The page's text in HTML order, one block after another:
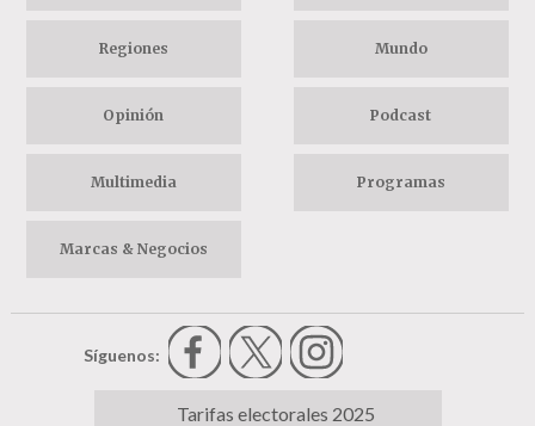
Regiones Mundo
Opinión Podcast
Multimedia Programas
Marcas & Negocios
Síguenos:
Tarifas electorales 2025